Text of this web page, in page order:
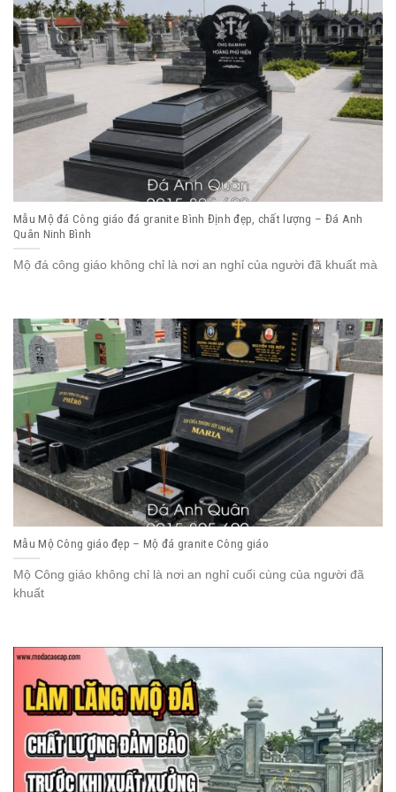
Mẫu Mộ đá Công giáo đá granite Bình Định đẹp, chất lượng – Đá Anh
Quân Ninh Bình
Mộ đá công giáo không chỉ là nơi an nghỉ của người đã khuất mà
Mẫu Mộ Công giáo đẹp – Mộ đá granite Công giáo
Mộ Công giáo không chỉ là nơi an nghỉ cuối cùng của người đã
khuất